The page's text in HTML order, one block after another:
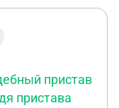
пристав
пристава